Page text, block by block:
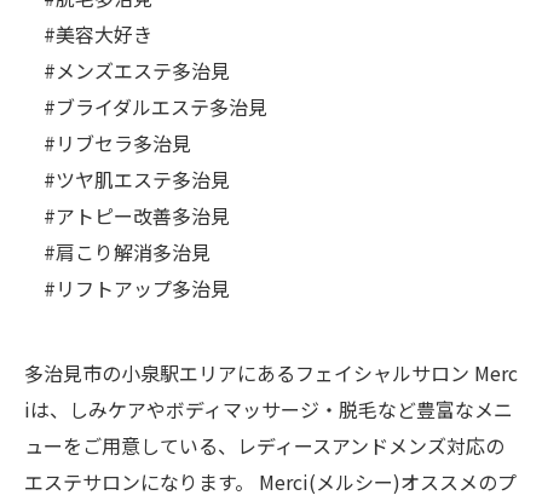
#美容大好き
#メンズエステ多治見
#ブライダルエステ多治見
#リブセラ多治見
#ツヤ肌エステ多治見
#アトピー改善多治見
#肩こり解消多治見
#リフトアップ多治見
多治見市の小泉駅エリアにあるフェイシャルサロン Merc
iは、しみケアやボディマッサージ・脱毛など豊富なメニ
ューをご用意している、レディースアンドメンズ対応の
エステサロンになります。 Merci(メルシー)オススメのプ